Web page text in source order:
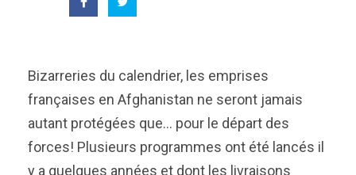
Bizarreries du calendrier, les emprises
françaises en Afghanistan ne seront jamais
autant protégées que… pour le départ des
forces! Plusieurs programmes ont été lancés il
y a quelques années et dont les livraisons